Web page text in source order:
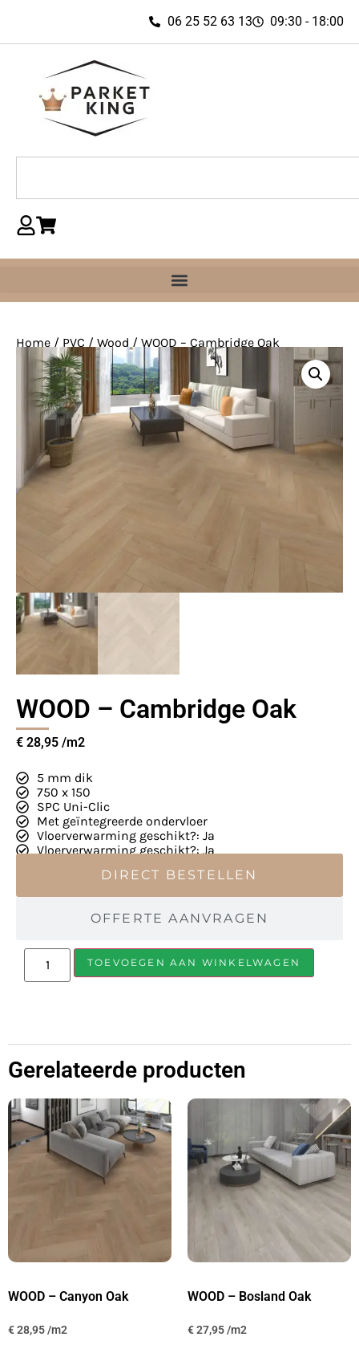
06 25 52 63 13 09:30 - 18:00
Home / PVC / Wood / WOOD – Cambridge Oak
WOOD – Cambridge Oak
€ 28,95
5 mm dik
750 x 150
SPC Uni-Clic
Met geïntegreerde ondervloer
Vloerverwarming geschikt?: Ja
Vloerverwarming geschikt?: Ja
DIRECT BESTELLEN
OFFERTE AANVRAGEN
TOEVOEGEN AAN WINKELWAGEN
Gerelateerde producten
WOOD – Canyon Oak
€28,95
WOOD – Bosland Oak
€27,95